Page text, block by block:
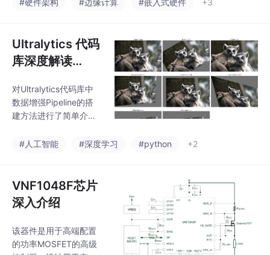
MT前端支持线程级编
程，SIMD后端实现数据
并行处理。还详细探讨
机制，以及数据冒险、
结构冒险和控制冒险的
发生原因等。
#硬件架构 #边缘计算 #嵌入式硬件 +3
Ultralytics 代码
库深度解读
处理与增强Pipel
ine
对Ultralytics代码库中
数据增强Pipeline的搭
建方法进行了简单介
与增强的实现步骤与实
#人工智能 #深度学习 #python +2
VNF1048F芯片
深入介绍
该器件是用于高端配置
的功率MOSFET的高级